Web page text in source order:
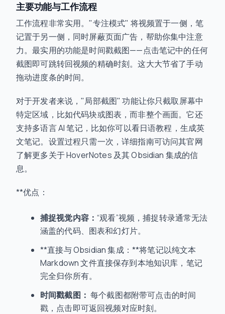
主要功能与工作流程
工作流程非常实用。"专注模式" 将视频置于一侧，笔
记置于另一侧，同时屏蔽页面广告，帮助你集中注意
力。最实用的功能是时间戳截图——点击笔记中的任何
截图即可跳转回视频的精确时刻。这大大节省了手动
拖动进度条的时间。
对于开发者来说，"局部截图" 功能让你只截取屏幕中
特定区域，比如代码块或图表，而非整个画面。它还
支持多语言 AI 笔记，比如你可以看日语教程，生成英
文笔记。设置过程只需一次，详细指南可访问其官网
了解更多关于 HoverNotes 及其 Obsidian 集成的信
息。
**优点：
捕捉视觉内容：“观看”视频，捕捉转录通常无法
涵盖的代码、图表和幻灯片。
**直接与 Obsidian 集成：**将笔记以纯文本
Markdown 文件直接保存到本地知识库，笔记
完全归你所有。
时间戳截图： 每个截图都附带可点击的时间
戳，点击即可返回视频对应时刻。